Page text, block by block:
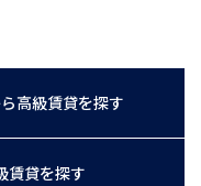
高級賃貸を探す
賃貸を探す